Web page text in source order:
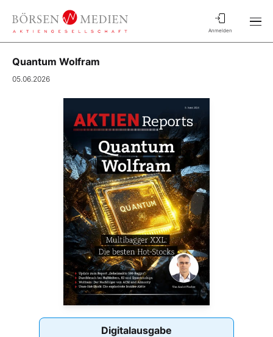
Anmelden
Quantum Wolfram
05.06.2026
Digitalausgabe